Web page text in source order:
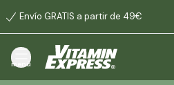
Envío GRATIS a partir de 49€
menú